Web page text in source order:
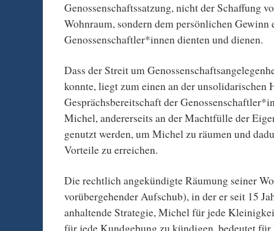
Genossenschaftssatzung, nicht der Schaffung
Wohnraum, sondern dem persönlichen Gewinn
Genossenschaftler*innen dienten und dienen.
Dass der Streit um
konnte, liegt zum einen an der unsolidarischen
Gesprächsbereitschaft der
Michel, andererseits an der Machtfülle der
genutzt werden, um Michel zu räumen und
Vorteile zu erreichen.
Die rechtlich angekündigte Räumung seiner
vorübergehender Aufschub), in der er seit 15
anhaltende Strategie, Michel für jede
für jede Kundgebung zu kündigen, bedeutet